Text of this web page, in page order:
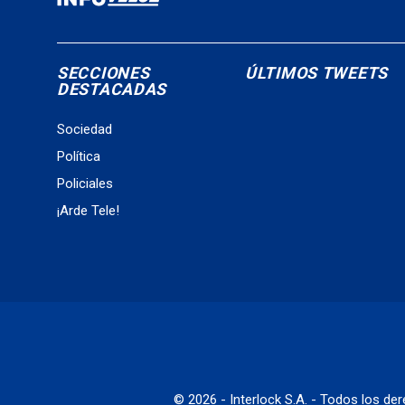
SECCIONES
DESTACADAS
Sociedad
Política
Policiales
¡Arde Tele!
ÚLTIMOS TWEETS
© 2026 - Interlock S.A. - Todos los